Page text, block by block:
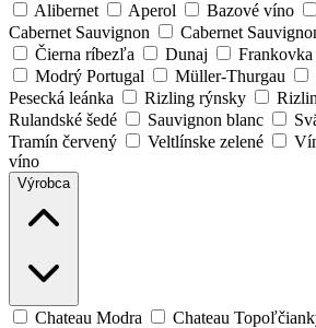
Alibernet Aperol Bazové víno
Cabernet Sauvignon
Cabernet
Čierna ríbezľa
Dunaj Frankovka
Modrý Portugal
Müller-Thurgau
Pesecká leánka
Rizling rýnsky
Rulandské šedé
Sauvignon blanc
Tramín červený
Veltlínske zelené
víno
Výrobca
Chateau Modra Chateau